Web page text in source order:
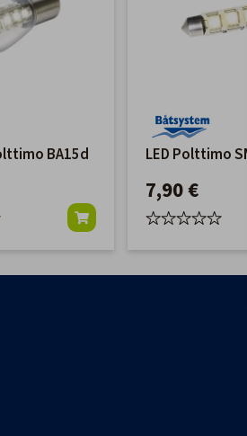
BA15d LED Polttimo
7,90 €